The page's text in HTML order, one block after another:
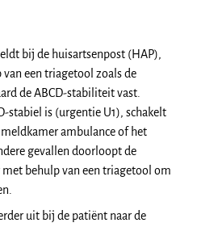
bij de huisartsenpost (HAP),
een triagetool zoals de
de ABCD-stabiliteit vast.
stabiel is (urgentie U1), schakelt
ambulance of het
gevallen doorloopt de
behulp van een triagetool om
uit bij de patiënt naar de